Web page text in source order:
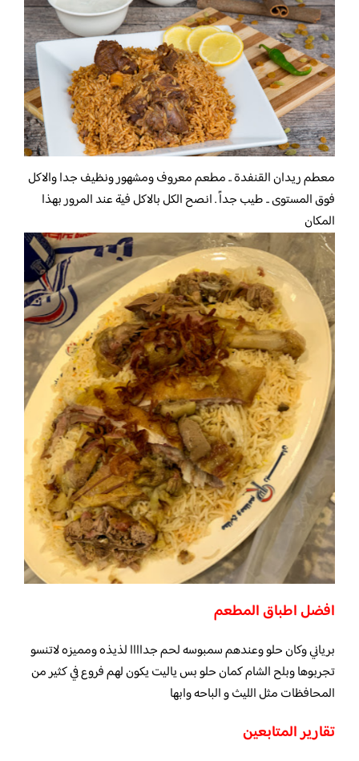
معطم ريدان القنفدة .. مطعم معروف ومشهور ونظيف جدا والاكل
فوق المستوى .. طيب جداً . انصح الكل بالاكل فية عند المرور بهذا
المكان
افضل اطباق المطعم
برياني وكان حلو وعندهم سمبوسه لحم جداااا لذيذه ومميزه لاتنسو
تجربوها وبلح الشام كمان حلو بس ياليت يكون لهم فروع في كثير من
المحافظات مثل الليث و الباحه وابها
تقارير المتابعين